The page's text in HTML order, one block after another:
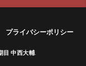
プライバシーポリシー
目 中西大輔